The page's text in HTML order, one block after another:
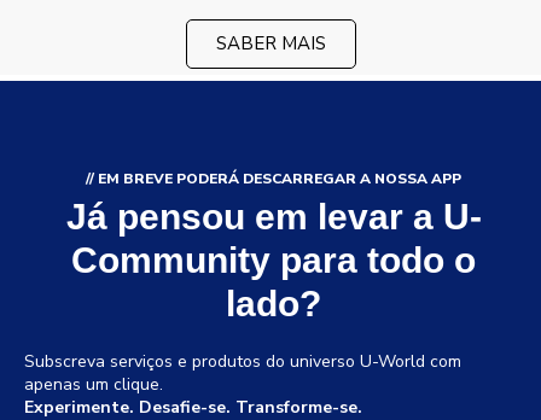
SABER MAIS
// EM BREVE PODERÁ DESCARREGAR A NOSSA APP
Já pensou em levar a U-
Community para todo o
lado?
Subscreva serviços e produtos do universo U-World com
apenas um clique.
Experimente. Desafie-se. Transforme-se.